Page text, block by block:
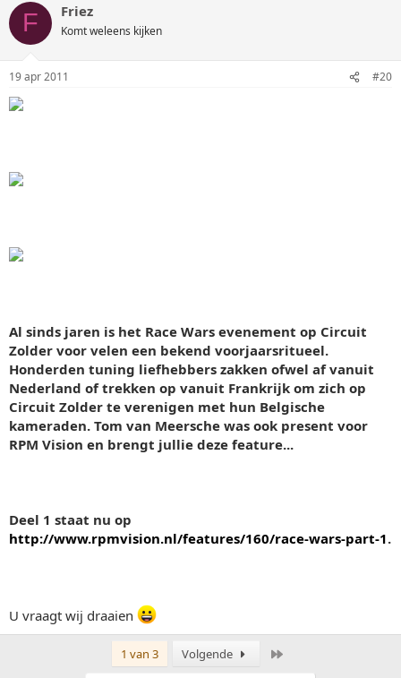
F Friez
Komt weleens kijken
19 apr 2011 #20
Al sinds jaren is het Race Wars evenement op Circuit
Zolder voor velen een bekend voorjaarsritueel.
Honderden tuning liefhebbers zakken ofwel af vanuit
Nederland of trekken op vanuit Frankrijk om zich op
Circuit Zolder te verenigen met hun Belgische
kameraden. Tom van Meersche was ook present voor
RPM Vision en brengt jullie deze feature...
Deel 1 staat nu op
http://www.rpmvision.nl/features/160/race-wars-part-1.
U vraagt wij draaien
1 van 3 Volgende